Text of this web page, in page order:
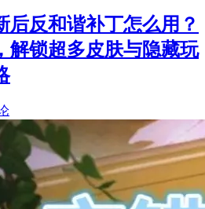
后反和谐补丁怎么用？
解锁超多皮肤与隐藏玩